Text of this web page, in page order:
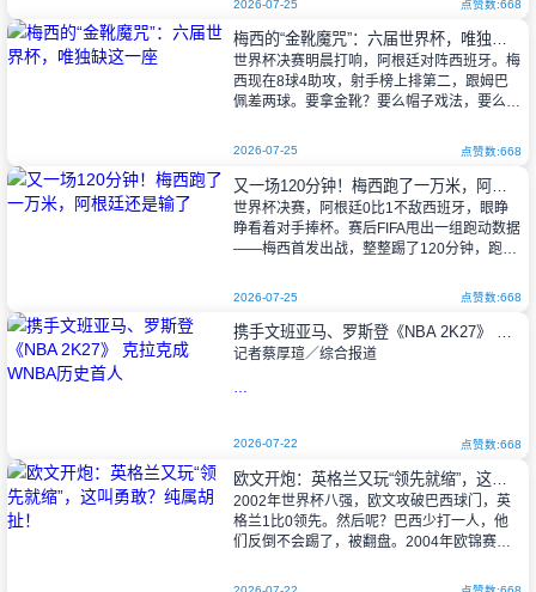
说起来，当时的情况是这样的——西班牙
替补球员已经冲进场
2026-07-25 点赞数:668
梅西的“金靴魔咒”：六届世界杯，唯独缺这一座
世界杯决赛明晨打响，阿根廷对阵西班牙。梅
西现在8球4助攻，射手榜上排第二，跟姆巴
佩差两球。要拿金靴？要么帽子戏法，要么两
间，FIFA官网显示他决赛只踢了56分
2026-07-25 点赞数:668
又一场120分钟！梅西跑了一万米，阿根廷还是输了
世界杯决赛，阿根廷0比1不敌西班牙，眼睁
睁看着对手捧杯。赛后FIFA甩出一组跑动数据
——梅西首发出战，整整踢了120分钟，跑动
2026-07-25 点赞数:668
携手文班亚马、罗斯登《NBA 2K27》 克拉克成WNBA历史首人
记者蔡厚瑄／综合报道
性的璀璨之夜，主场以123比88大胜康涅狄格
造联盟前所未有的数据里程碑，
2026-07-22 点赞数:668
欧文开炮：英格兰又玩“领先就缩”，这叫勇敢？纯属胡扯！
2002年世界杯八强，欧文攻破巴西球门，英
格兰1比0领先。然后呢？巴西少打一人，他
们反倒不会踢了，被翻盘。2004年欧锦赛对